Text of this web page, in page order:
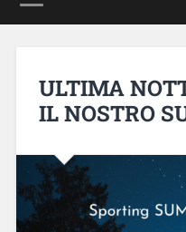
ULTIMA
IL NOSTRO